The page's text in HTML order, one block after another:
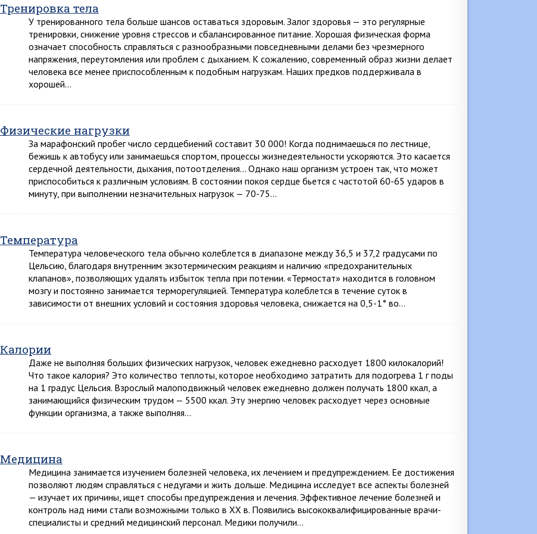
Тренировка тела
У тренированного тела больше шансов оставаться здоровым. Залог здоровья — это регулярные
тренировки, снижение уровня стрессов и сбалансированное питание. Хорошая физическая форма
означает способность справляться с разнообразными повседневными делами без чрезмерного
напряжения, переутомления или проблем с дыханием. К сожалению, современный образ жизни делает
человека все менее приспособленным к подобным нагрузкам. Наших предков поддерживала в
хорошей…
Физические нагрузки
За марафонский пробег число сердцебиений составит 30 000! Когда поднимаешься по лестнице,
бежишь к автобусу или занимаешься спортом, процессы жизнедеятельности ускоряются. Это касается
сердечной деятельности, дыхания, потоотделения… Однако наш организм устроен так, что может
приспособиться к различным условиям. В состоянии покоя сердце бьется с частотой 60-65 ударов в
минуту, при выполнении незначительных нагрузок — 70-75…
Температура
Температура человеческого тела обычно колеблется в диапазоне между 36,5 и 37,2 градусами по
Цельсию, благодаря внутренним экзотермическим реакциям и наличию «предохранительных
клапанов», позволяющих удалять избыток тепла при потении. «Термостат» находится в головном
мозгу и постоянно занимается терморегуляцией. Температура колеблется в течение суток в
зависимости от внешних условий и состояния здоровья человека, снижается на 0,5-1° во…
Калории
Даже не выполняя больших физических нагрузок, человек ежедневно расходует 1800 килокалорий!
Что такое калория? Это количество теплоты, которое необходимо затратить для подогрева 1 г поды
на 1 градус Цельсия. Взрослый малоподвижный человек ежедневно должен получать 1800 ккал, а
занимающийся физическим трудом — 5500 ккал. Эту энергию человек расходует через основные
функции организма, а также выполняя…
Медицина
Медицина занимается изучением болезней человека, их лечением и предупреждением. Ее достижения
позволяют людям справляться с недугами и жить дольше. Медицина исследует все аспекты болезней
— изучает их причины, ищет способы предупреждения и лечения. Эффективное лечение болезней и
контроль над ними стали возможными только в XX в. Появились высококвалифицированные врачи-
специалисты и средний медицинский персонал. Медики получили…